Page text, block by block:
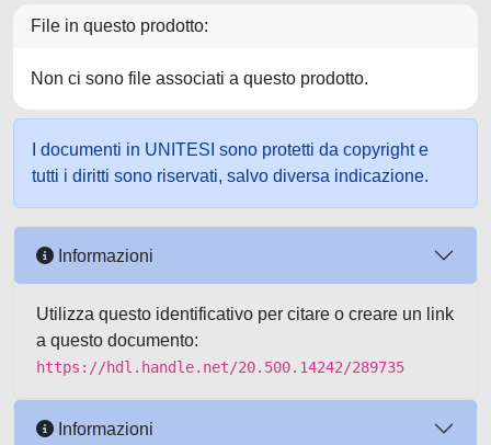
File in questo prodotto:
Non ci sono file associati a questo prodotto.
I documenti in UNITESI sono protetti da copyright e
tutti i diritti sono riservati, salvo diversa indicazione.
Informazioni
Utilizza questo identificativo per citare o creare un link
a questo documento:
https://hdl.handle.net/20.500.14242/289735
Informazioni